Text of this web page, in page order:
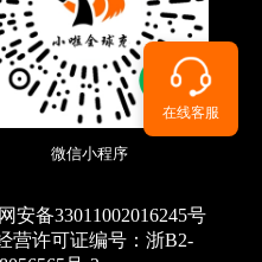
微信小程序
在线客服
安备33011002016245号
营许可证编号： 浙B2-